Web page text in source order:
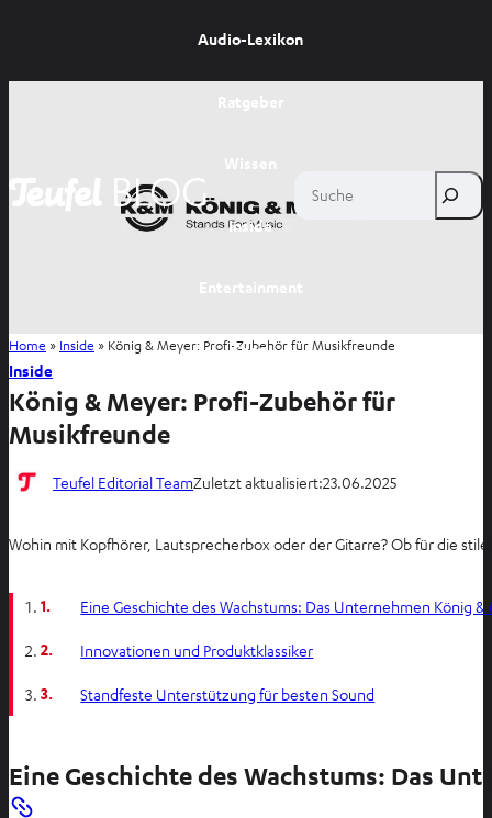
Audio-Lexikon
Inside
Shop
Home » Inside » König & Meyer: Profi-Zubehör für Musikfreunde
Inside
König & Meyer: Profi-Zubehör für
Musikfreunde
Teufel Editorial TeamZuletzt aktualisiert:23.06.2025
Wohin mit Kopfhörer, Lautsprecherbox oder der Gitarre? Ob für die
1. Eine Geschichte des Wachstums: Das Unternehmen König &
2. Innovationen und Produktklassiker
3. Standfeste Unterstützung für besten Sound
Eine Geschichte des Wachstums: Das